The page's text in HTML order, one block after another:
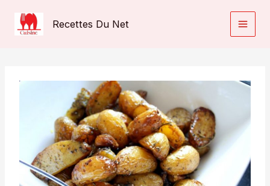
contenu
Recettes Du Net